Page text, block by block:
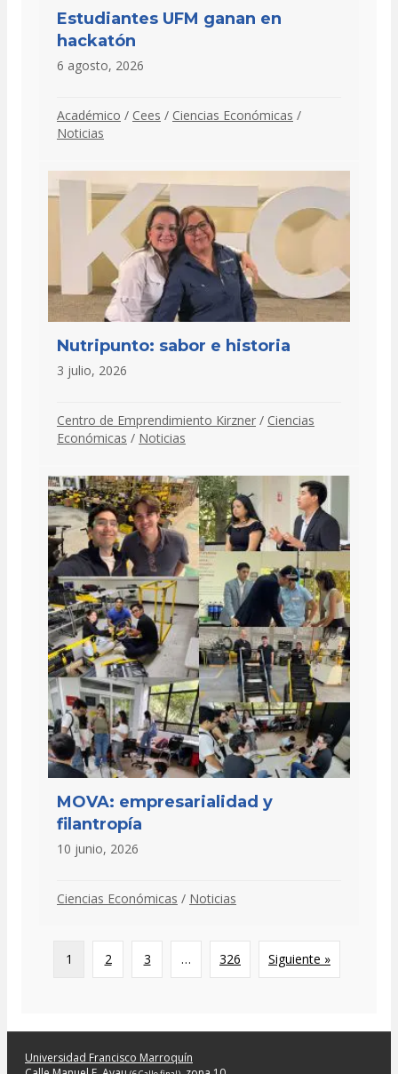
Estudiantes UFM ganan en
hackatón
6 agosto, 2026
Académico / Cees / Ciencias Económicas /
Noticias
Nutripunto: sabor e historia
3 julio, 2026
Centro de Emprendimiento Kirzner / Ciencias
Económicas / Noticias
MOVA: empresarialidad y
filantropía
10 junio, 2026
Ciencias Económicas / Noticias
1 2 3 … 326 Siguiente »
Universidad Francisco Marroquín